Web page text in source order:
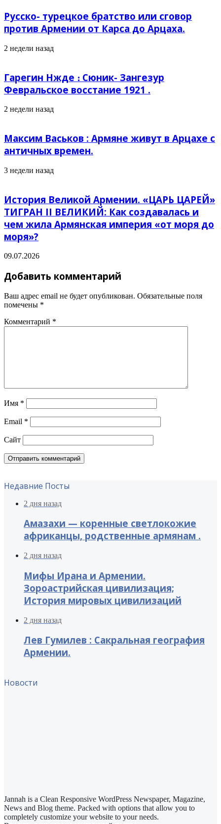
Русско- турецкое братство или сговор
против Армении от Карса до Арцаха.
2 недели назад
Гарегин Нжде ։ Сюник- Зангезур
Февральское восстание 1921 .
2 недели назад
Максим Васьков : Армяне живут в Арцахе с
античных времен.
3 недели назад
История Великой Армении. «ЦАРЬ ЦАРЕЙ»
ТИГРАН II ВЕЛИКИЙ: Как создавалась и
чем жила Армянская империя «от моря до
моря»?
09.07.2026
Добавить комментарий
Ваш адрес email не будет опубликован. Обязательные поля
помечены *
Комментарий *
Имя *
Email *
Сайт
Недавние Посты
2 дня назад
Амазахи — коренные светлокожие
африканцы, родственные армянам .
2 дня назад
Мифы Ирана и Армении.
Зороастрийская цивилизация;
История мировых цивилизаций
2 дня назад
Лев Гумилев : Сакральная география
Армении.
Новости
Jannah is a Clean Responsive WordPress Newspaper, Magazine,
News and Blog theme. Packed with options that allow you to
completely customize your website to your needs.